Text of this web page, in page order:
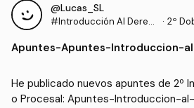
@Lucas_SL
#Introducción Al Derec
· 2º
Apuntes-Apuntes-Introduccion-
He publicado nuevos apuntes de 2º
o Procesal: Apuntes-Introduccion-